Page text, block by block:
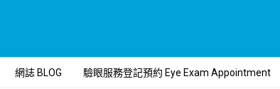
網誌 BLOG 驗眼服務登記預約 Eye Exam Appointment